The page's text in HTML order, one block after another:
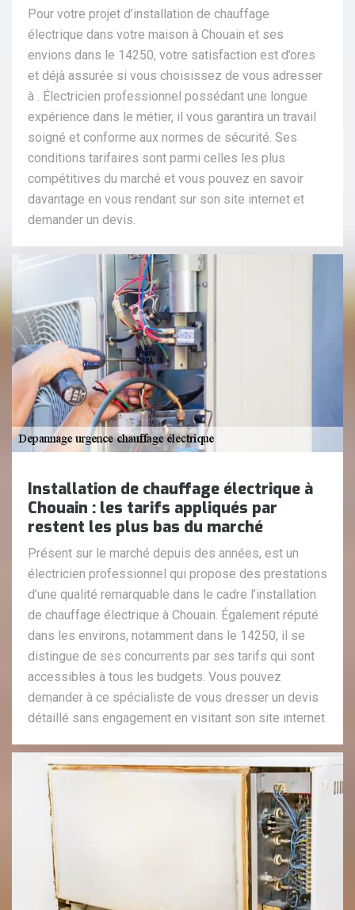
Pour votre projet d’installation de chauffage
électrique dans votre maison à Chouain et ses
envions dans le 14250, votre satisfaction est d’ores
et déjà assurée si vous choisissez de vous adresser
à . Électricien professionnel possédant une longue
expérience dans le métier, il vous garantira un travail
soigné et conforme aux normes de sécurité. Ses
conditions tarifaires sont parmi celles les plus
compétitives du marché et vous pouvez en savoir
davantage en vous rendant sur son site internet et
demander un devis.
Installation de chauffage électrique à
Chouain : les tarifs appliqués par
restent les plus bas du marché
Présent sur le marché depuis des années, est un
électricien professionnel qui propose des prestations
d’une qualité remarquable dans le cadre l’installation
de chauffage électrique à Chouain. Également réputé
dans les environs, notamment dans le 14250, il se
distingue de ses concurrents par ses tarifs qui sont
accessibles à tous les budgets. Vous pouvez
demander à ce spécialiste de vous dresser un devis
détaillé sans engagement en visitant son site internet.